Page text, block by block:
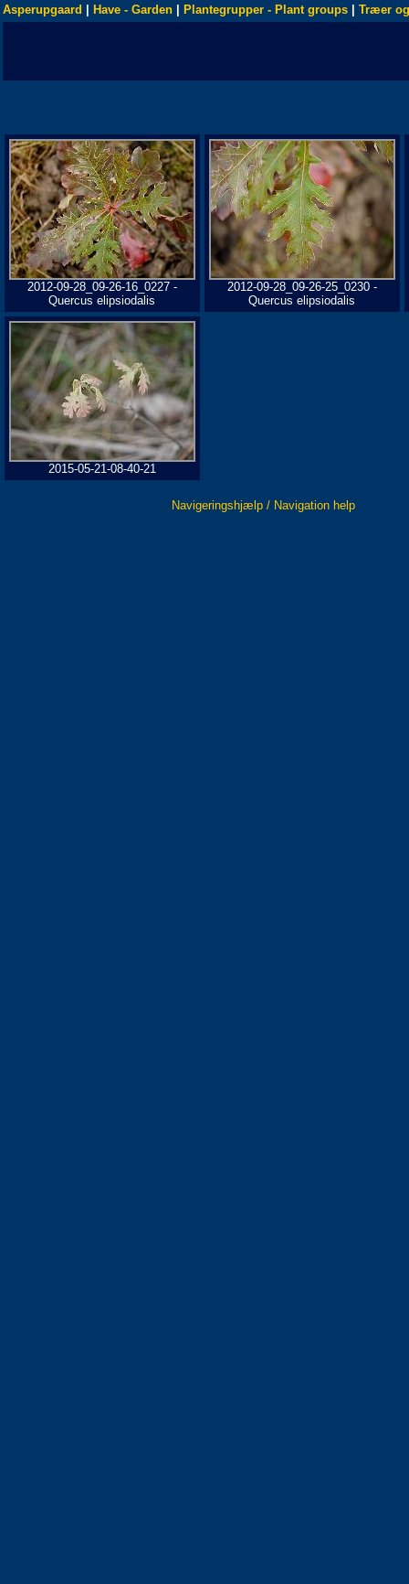
Asperupgaard Have - Garden Plantegrupper - Plant groups Træer
2012-09-28_09-26-16_0227 -
Quercus elipsiodalis
2012-09-28_09-26-25_0230 -
Quercus elipsiodalis
2015-05-21-08-40-21
Navigeringshjælp / Navigation help